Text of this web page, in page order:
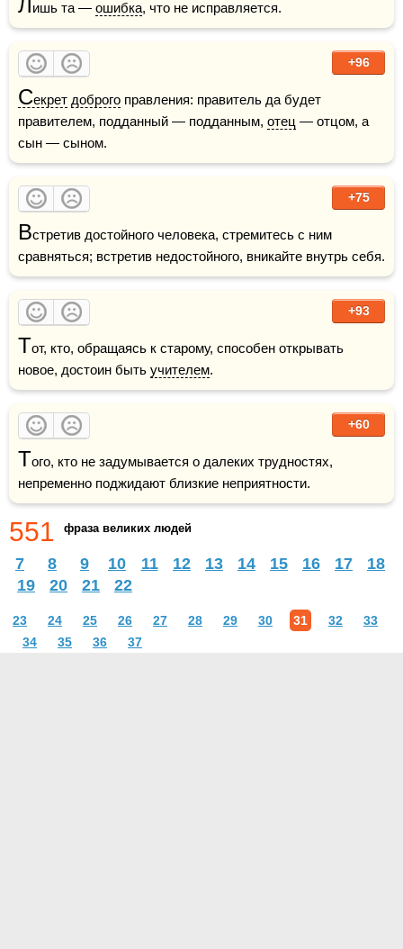
Лишь та — ошибка, что не исправляется.
+96
Секрет доброго правления: правитель да будет
правителем, подданный — подданным, отец — отцом, а
сын — сыном.
+75
Встретив достойного человека, стремитесь с ним
сравняться; встретив недостойного, вникайте внутрь себя.
+93
Тот, кто, обращаясь к старому, способен открывать
новое, достоин быть учителем.
+60
Того, кто не задумывается о далеких трудностях,
непременно поджидают близкие неприятности.
551 фраза великих людей
7 8 9 10 11 12 13 14 15 16 17
18
19
20 21 22
23 24 25 26 27 28 29 30 31 32
33
34
35 36 37